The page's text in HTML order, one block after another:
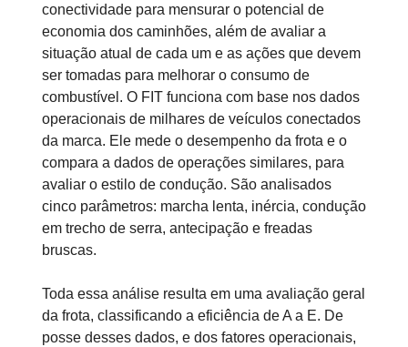
conectividade para mensurar o potencial de
economia dos caminhões, além de avaliar a
situação atual de cada um e as ações que devem
ser tomadas para melhorar o consumo de
combustível. O FIT funciona com base nos dados
operacionais de milhares de veículos conectados
da marca. Ele mede o desempenho da frota e o
compara a dados de operações similares, para
avaliar o estilo de condução. São analisados
cinco parâmetros: marcha lenta, inércia, condução
em trecho de serra, antecipação e freadas
bruscas.
Toda essa análise resulta em uma avaliação geral
da frota, classificando a eficiência de A a E. De
posse desses dados, e dos fatores operacionais,